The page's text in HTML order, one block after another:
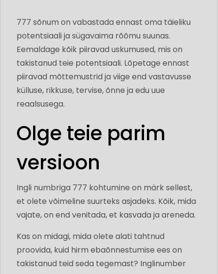
777 sõnum on vabastada ennast oma täieliku
potentsiaali ja sügavaima rõõmu suunas.
Eemaldage kõik piiravad uskumused, mis on
takistanud teie potentsiaali. Lõpetage ennast
piiravad mõttemustrid ja viige end vastavusse
külluse, rikkuse, tervise, õnne ja edu uue
reaalsusega.
Olge teie parim
versioon
Ingli numbriga 777 kohtumine on märk sellest,
et olete võimeline suurteks asjadeks. Kõik, mida
vajate, on end venitada, et kasvada ja areneda.
Kas on midagi, mida olete alati tahtnud
proovida, kuid hirm ebaõnnestumise ees on
takistanud teid seda tegemast? Inglinumber